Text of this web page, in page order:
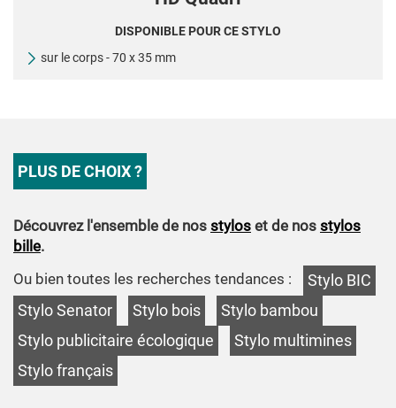
DISPONIBLE POUR CE STYLO
sur le corps - 70 x 35 mm
PLUS DE CHOIX ?
Découvrez l'ensemble de nos stylos et de nos stylos
bille.
Ou bien toutes les recherches tendances :
Stylo BIC
Stylo Senator
Stylo bois
Stylo bambou
Stylo publicitaire écologique
Stylo multimines
Stylo français